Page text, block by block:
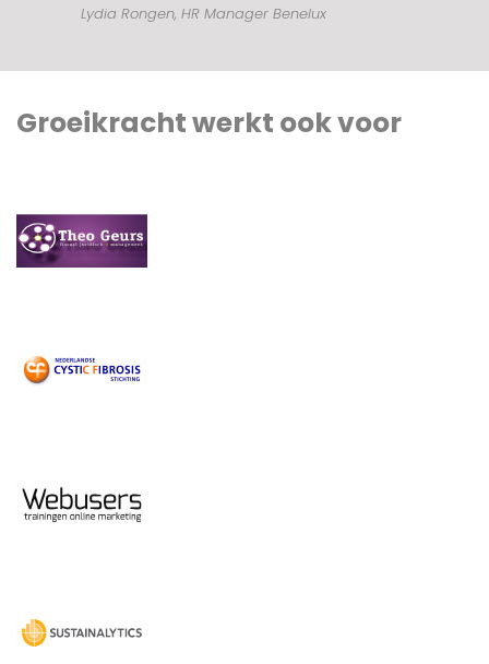
Lydia Rongen, HR Manager Benelux
Groeikracht werkt ook voor